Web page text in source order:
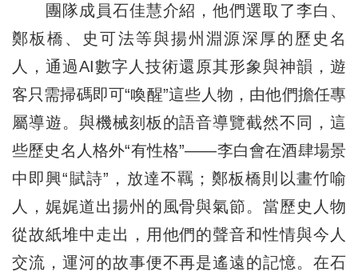
團隊成員石佳慧介紹，他們選取了李白、
鄭板橋、史可法等與揚州淵源深厚的歷史名
人，通過AI數字人技術還原其形象與神韻，遊
客只需掃碼即可“喚醒”這些人物，由他們擔任專
屬導遊。與機械刻板的語音導覽截然不同，這
些歷史名人格外“有性格”——李白會在酒肆場景
中即興“賦詩”，放達不羈；鄭板橋則以畫竹喻
人，娓娓道出揚州的風骨與氣節。當歷史人物
從故紙堆中走出，用他們的聲音和性情與今人
交流，運河的故事便不再是遙遠的記憶。在石